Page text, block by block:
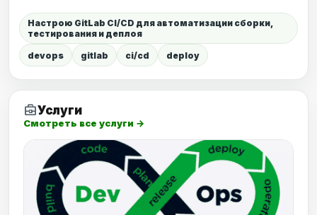
Настрою GitLab CI/CD для автоматизации сборки,
тестирования и деплоя
devops gitlab ci/cd deploy
business_centerУслуги
Смотреть все услуги →